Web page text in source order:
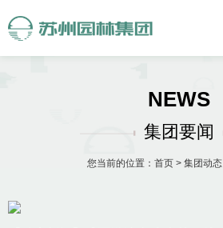
NEWS
集团要闻
您当前的位置： 首页 > 集团动态